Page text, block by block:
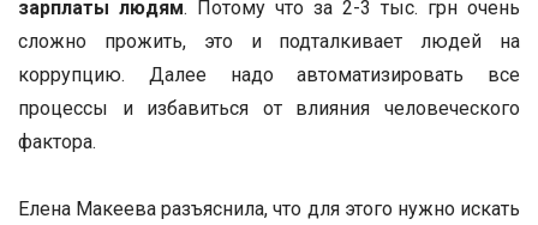
зарплаты людям. Потому что за 2-3 тыс. грн очень
сложно прожить, это и подталкивает людей на
коррупцию. Далее надо автоматизировать все
процессы и избавиться от влияния человеческого
фактора.
Елена Макеева разъяснила, что для этого нужно искать